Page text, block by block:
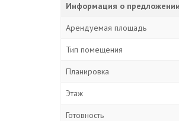
Информация о предложении
Арендуемая площадь
Тип помещения
Планировка
Этаж
Готовность